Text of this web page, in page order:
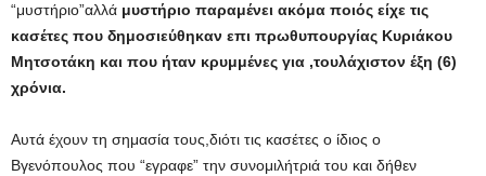
“μυστήριο”αλλά μυστήριο παραμένει ακόμα ποιός είχε τις
κασέτες που δημοσιεύθηκαν επι πρωθυπουργίας Κυριάκου
Μητσοτάκη και που ήταν κρυμμένες για ,τουλάχιστον έξη (6)
χρόνια.
Αυτά έχουν τη σημασία τους,διότι τις κασέτες ο ίδιος ο
Βγενόπουλος που “εγραφε” την συνομιλήτριά του και δήθεν